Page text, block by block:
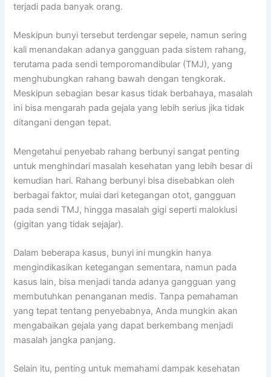
terjadi pada banyak orang.
Meskipun bunyi tersebut terdengar sepele, namun sering
kali menandakan adanya gangguan pada sistem rahang,
terutama pada sendi temporomandibular (TMJ), yang
menghubungkan rahang bawah dengan tengkorak.
Meskipun sebagian besar kasus tidak berbahaya, masalah
ini bisa mengarah pada gejala yang lebih serius jika tidak
ditangani dengan tepat.
Mengetahui penyebab rahang berbunyi sangat penting
untuk menghindari masalah kesehatan yang lebih besar di
kemudian hari. Rahang berbunyi bisa disebabkan oleh
berbagai faktor, mulai dari ketegangan otot, gangguan
pada sendi TMJ, hingga masalah gigi seperti maloklusi
(gigitan yang tidak sejajar).
Dalam beberapa kasus, bunyi ini mungkin hanya
mengindikasikan ketegangan sementara, namun pada
kasus lain, bisa menjadi tanda adanya gangguan yang
membutuhkan penanganan medis. Tanpa pemahaman
yang tepat tentang penyebabnya, Anda mungkin akan
mengabaikan gejala yang dapat berkembang menjadi
masalah jangka panjang.
Selain itu, penting untuk memahami dampak kesehatan